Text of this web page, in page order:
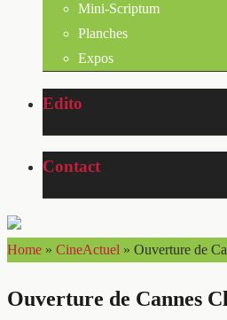
Mini-Scriptum
Planches
Expos
Edito
Contact
Home » CineActuel » Ouverture de
Ouverture de Cannes